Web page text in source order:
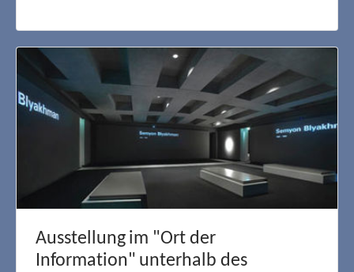
Ausstellung im "Ort der
Information" unterhalb des